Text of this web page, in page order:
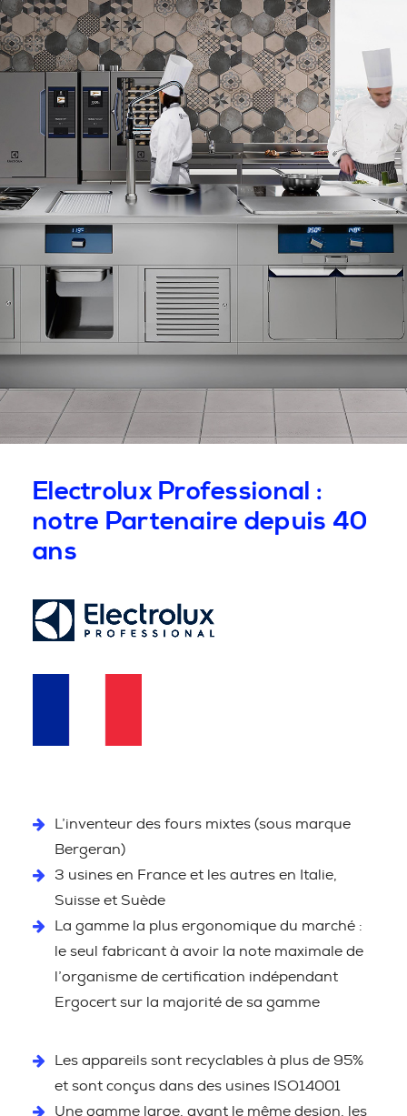
Electrolux Professional :
notre Partenaire depuis 40
ans
L’inventeur des fours mixtes (sous marque
Bergeran)
3 usines en France et les autres en Italie,
Suisse et Suède
La gamme la plus ergonomique du marché :
le seul fabricant à avoir la note maximale de
l’organisme de certification indépendant
Ergocert sur la majorité de sa gamme
Les appareils sont recyclables à plus de 95%
et sont conçus dans des usines ISO14001
Une gamme large, ayant le même design, les